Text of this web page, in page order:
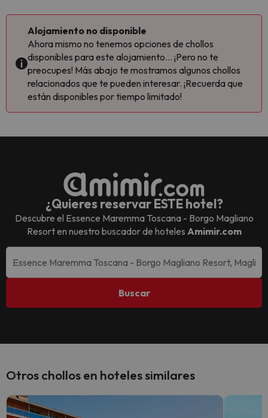
Alojamiento no disponible
Ahora mismo no tenemos opciones de chollos
disponibles para este alojamiento... ¡Pero no te
preocupes! Más abajo te mostramos algunos chollos
relacionados que te pueden interesar. ¡Recuerda que
están disponibles por tiempo limitado!
¿Quieres reservar ESTE hotel?
Descubre el Essence Maremma Toscana - Borgo Magliano
Resorten nuestro buscador de hoteles Amimir.com
Buscar
Otros chollos en hoteles similares